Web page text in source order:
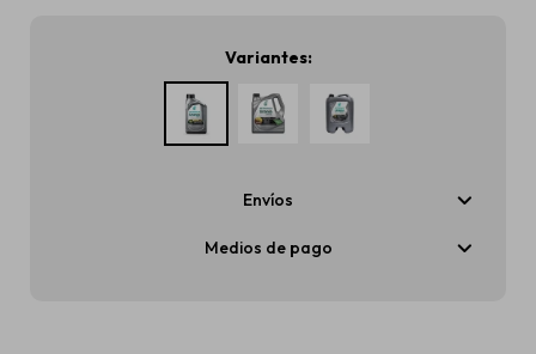
Variantes:
Envíos
Medios de pago